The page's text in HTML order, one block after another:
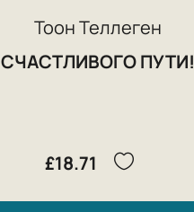
Тоон Теллеген
СЧАСТЛИВОГО ПУТИ!
£18.71